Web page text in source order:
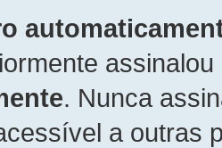
. Nunca
a outras